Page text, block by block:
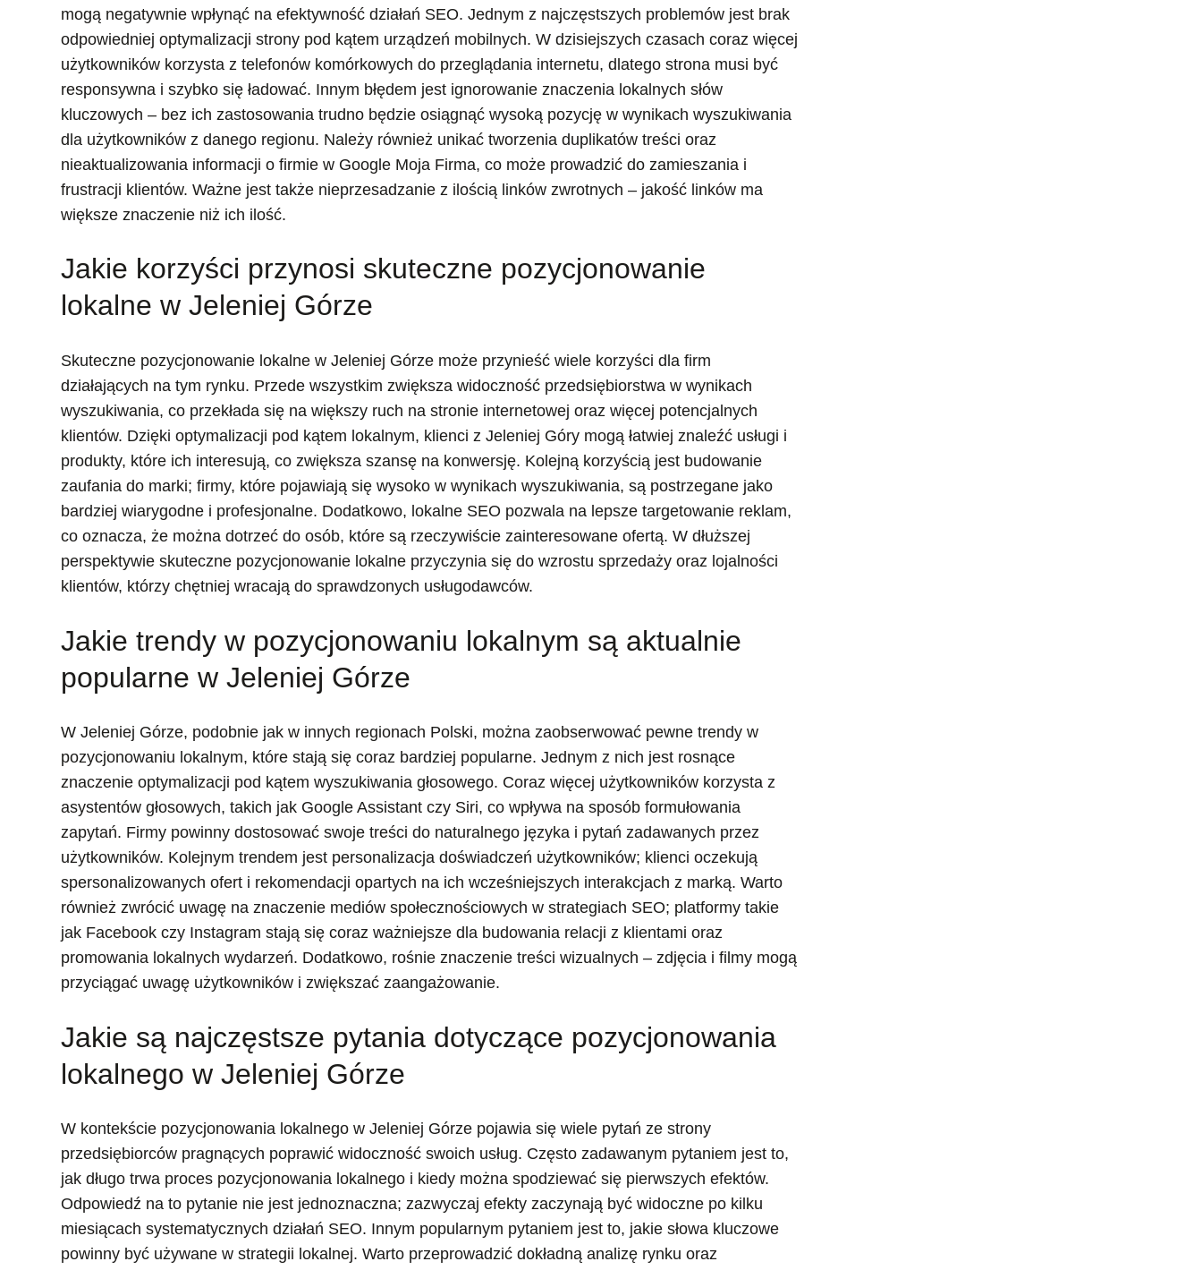
mogą negatywnie wpłynąć na efektywność działań SEO. Jednym z najczęstszych problemów jest brak
odpowiedniej optymalizacji strony pod kątem urządzeń mobilnych. W dzisiejszych czasach coraz więcej
użytkowników korzysta z telefonów komórkowych do przeglądania internetu, dlatego strona musi być
responsywna i szybko się ładować. Innym błędem jest ignorowanie znaczenia lokalnych słów
kluczowych – bez ich zastosowania trudno będzie osiągnąć wysoką pozycję w wynikach wyszukiwania
dla użytkowników z danego regionu. Należy również unikać tworzenia duplikatów treści oraz
nieaktualizowania informacji o firmie w Google Moja Firma, co może prowadzić do zamieszania i
frustracji klientów. Ważne jest także nieprzesadzanie z ilością linków zwrotnych – jakość linków ma
większe znaczenie niż ich ilość.
Jakie korzyści przynosi skuteczne pozycjonowanie
lokalne w Jeleniej Górze
Skuteczne pozycjonowanie lokalne w Jeleniej Górze może przynieść wiele korzyści dla firm
działających na tym rynku. Przede wszystkim zwiększa widoczność przedsiębiorstwa w wynikach
wyszukiwania, co przekłada się na większy ruch na stronie internetowej oraz więcej potencjalnych
klientów. Dzięki optymalizacji pod kątem lokalnym, klienci z Jeleniej Góry mogą łatwiej znaleźć usługi i
produkty, które ich interesują, co zwiększa szansę na konwersję. Kolejną korzyścią jest budowanie
zaufania do marki; firmy, które pojawiają się wysoko w wynikach wyszukiwania, są postrzegane jako
bardziej wiarygodne i profesjonalne. Dodatkowo, lokalne SEO pozwala na lepsze targetowanie reklam,
co oznacza, że można dotrzeć do osób, które są rzeczywiście zainteresowane ofertą. W dłuższej
perspektywie skuteczne pozycjonowanie lokalne przyczynia się do wzrostu sprzedaży oraz lojalności
klientów, którzy chętniej wracają do sprawdzonych usługodawców.
Jakie trendy w pozycjonowaniu lokalnym są aktualnie
popularne w Jeleniej Górze
W Jeleniej Górze, podobnie jak w innych regionach Polski, można zaobserwować pewne trendy w
pozycjonowaniu lokalnym, które stają się coraz bardziej popularne. Jednym z nich jest rosnące
znaczenie optymalizacji pod kątem wyszukiwania głosowego. Coraz więcej użytkowników korzysta z
asystentów głosowych, takich jak Google Assistant czy Siri, co wpływa na sposób formułowania
zapytań. Firmy powinny dostosować swoje treści do naturalnego języka i pytań zadawanych przez
użytkowników. Kolejnym trendem jest personalizacja doświadczeń użytkowników; klienci oczekują
spersonalizowanych ofert i rekomendacji opartych na ich wcześniejszych interakcjach z marką. Warto
również zwrócić uwagę na znaczenie mediów społecznościowych w strategiach SEO; platformy takie
jak Facebook czy Instagram stają się coraz ważniejsze dla budowania relacji z klientami oraz
promowania lokalnych wydarzeń. Dodatkowo, rośnie znaczenie treści wizualnych – zdjęcia i filmy mogą
przyciągać uwagę użytkowników i zwiększać zaangażowanie.
Jakie są najczęstsze pytania dotyczące pozycjonowania
lokalnego w Jeleniej Górze
W kontekście pozycjonowania lokalnego w Jeleniej Górze pojawia się wiele pytań ze strony
przedsiębiorców pragnących poprawić widoczność swoich usług. Często zadawanym pytaniem jest to,
jak długo trwa proces pozycjonowania lokalnego i kiedy można spodziewać się pierwszych efektów.
Odpowiedź na to pytanie nie jest jednoznaczna; zazwyczaj efekty zaczynają być widoczne po kilku
miesiącach systematycznych działań SEO. Innym popularnym pytaniem jest to, jakie słowa kluczowe
powinny być używane w strategii lokalnej. Warto przeprowadzić dokładną analizę rynku oraz